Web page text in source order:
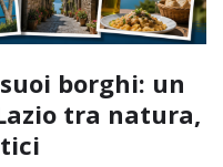
borghi: un
tra natura,